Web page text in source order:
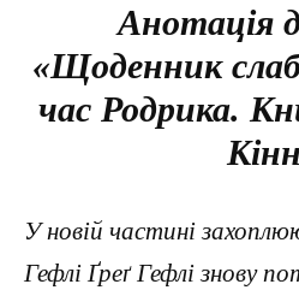
Анотація
«Щоденник
час Родрика.
У новій частині
Гефлі Ґреґ Гефлі знову